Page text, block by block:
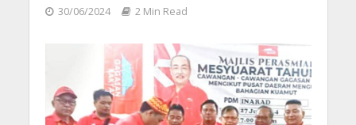
30/06/2024 2 Min Read